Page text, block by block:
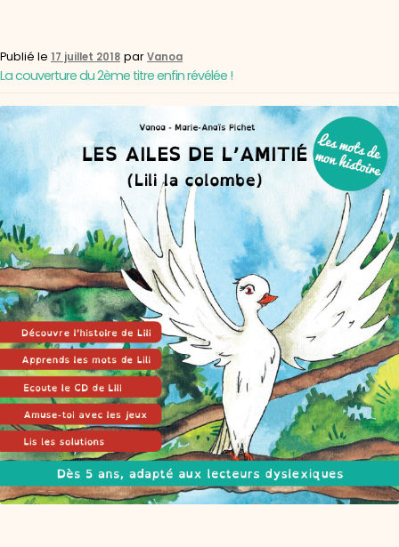
Publié le 17 juillet 2018 parVanoa
La couverture du 2ème titre enfin révélée !